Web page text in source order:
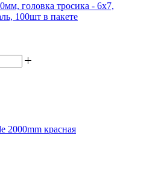
головка тросика - 6х7,
100шт в пакете